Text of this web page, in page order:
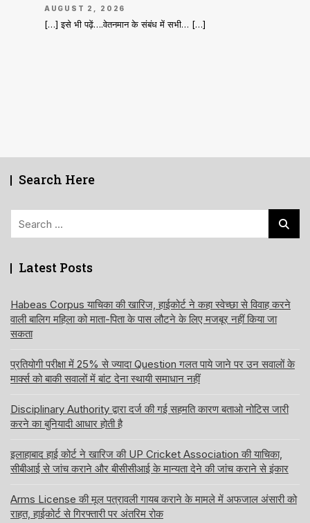
AUGUST 2, 2026
[…] इसे भी पढ़ें….वेतनमान के संबंध में सभी… […]
Search Here
Latest Posts
Habeas Corpus याचिका की खारिज, हाईकोर्ट ने कहा स्वेच्छा से विवाह करने
वाली बालिग महिला को माता-पिता के पास लौटने के लिए मजबूर नहीं किया जा
सकता
प्रतियोगी परीक्षा में 25% से ज्यादा Question गलत पाये जाने पर उन सवालों के
मार्क्स को बाकी सवालों में बांट देना स्थायी समाधान नहीं
Disciplinary Authority द्वारा दर्ज की गई सहमति कारण बताओ नोटिस जारी
करने का बुनियादी आधार होती है
इलाहाबाद हाई कोर्ट ने खारिज की UP Cricket Association की याचिका,
सीबीआई से जांच कराने और बीसीसीआई के मान्यता देने की जांच कराने से इंकार
Arms License की मूल पत्रावली गायब कराने के मामले में अफजाल अंसारी को
राहत, हाईकोर्ट से गिरफ्तारी पर अंतरिम रोक